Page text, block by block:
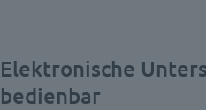
Elektronische
bedienbar